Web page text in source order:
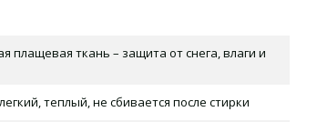
плащевая ткань – защита от снега, влаги и
теплый, не сбивается после стирки